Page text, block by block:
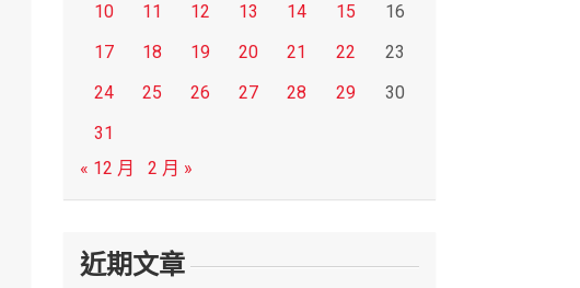
10
11 12 13 14 15
16
17
18 19 20 21 22
23
24
25 26 27 28 29
30
31
« 12 月
2 月 »
近期文章